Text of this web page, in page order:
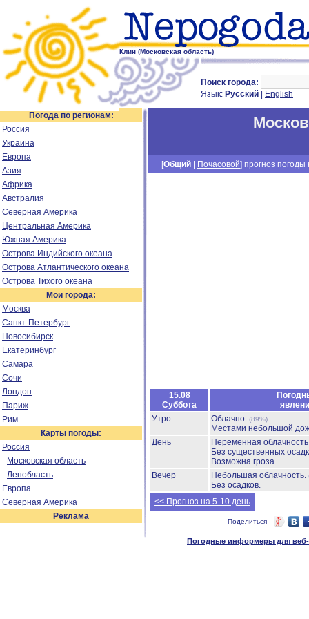
Клин (Московская область)
Поиск города:
Язык: Русский English
Погода по регионам:
Россия
Украина
Европа
Азия
Африка
Австралия
Северная Америка
Центральная Америка
Южная Америка
Острова Индийского океана
Острова Атлантического океана
Острова Тихого океана
Мои города:
Москва
Санкт-Петербург
Новосибирск
Екатеринбург
Самара
Сочи
Лондон
Париж
Рим
Карты погоды:
Россия
- Московская область
- Ленобласть
Европа
Северная Америка
Реклама
[Общий Почасовой] прогноз погоды
15.08
Суббота
Утро
Облачно. (89%)
Местами небольшой
День
Переменная
Без существенных
Возможна гроза.
Вечер
Небольшая облачность.
Без осадков.
<< Прогноз на 5-10 день
Поделиться
Погодные информеры для веб-